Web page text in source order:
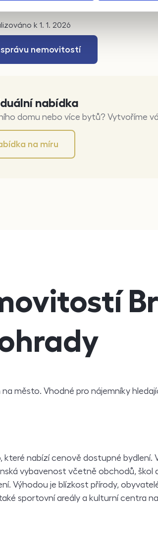
k 1. 1. 2026
nemovitostí
nabídka
domu nebo více bytů? Vytvoříme
na míru
město. Vhodné pro nájemníky
nabízí cenově dostupné
vybavenost včetně obchodů, škol
Výhodou je blízkost přírody,
sportovní areály a kulturní centra